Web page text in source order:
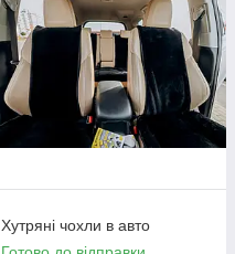
Хутряні чохли в авто